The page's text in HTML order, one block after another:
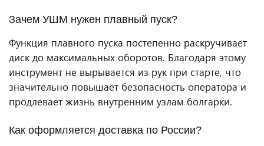
Зачем УШМ нужен плавный пуск?
Функция плавного пуска постепенно раскручивает
диск до максимальных оборотов. Благодаря этому
инструмент не вырывается из рук при старте, что
значительно повышает безопасность оператора и
продлевает жизнь внутренним узлам болгарки.
Как оформляется доставка по России?